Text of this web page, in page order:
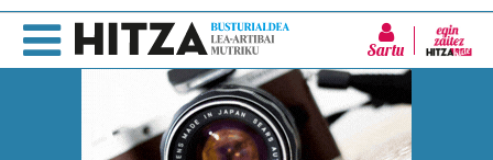
Sartu